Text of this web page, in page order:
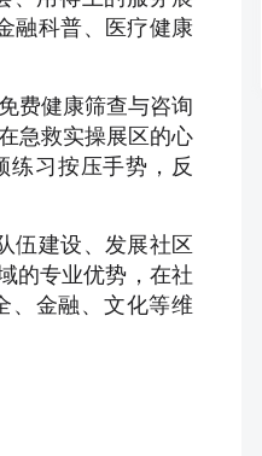
融科普、医疗健康
费健康筛查与咨询
急救实操展区的心
练习按压手势，反
伍建设、发展社区
的专业优势，在社
、金融、文化等维